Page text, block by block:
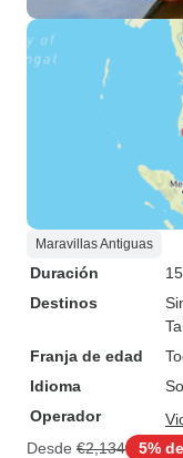
Maravillas Antiguas
Duración
Destinos
Franja de edad
Idioma
Operador
Desde €2,134 5%